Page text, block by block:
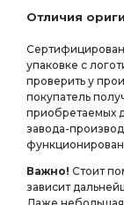
фланцы с
МОСТ СРЕДНИЙ
РЕДУКТОР
СРЕДНЕГО МОСТА
СРЕДНЕГО МОСТА
АБС
Отличия
упаковке с
проверить у
покупатель
приобретаемых
завода-
Важно! Стоит
зависит